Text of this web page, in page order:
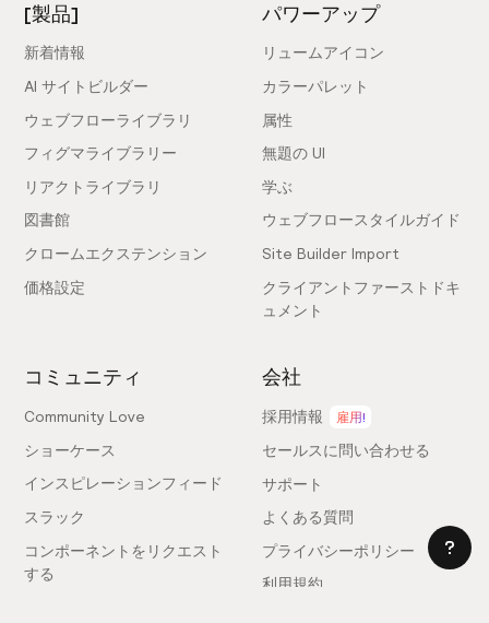
[製品]
新着情報
AI サイトビルダー
ウェブフローライブラリ
フィグマライブラリー
リアクトライブラリ
図書館
クロームエクステンション
価格設定
パワーアップ
リュームアイコン
カラーパレット
属性
無題の UI
学ぶ
ウェブフロースタイルガイド
Site Builder Import
クライアントファーストドキ
ュメント
コミュニティ
Community Love
ショーケース
インスピレーションフィード
スラック
コンポーネントをリクエスト
する
会社
採用情報 雇用!
セールスに問い合わせる
サポート
よくある質問
プライバシーポリシー
利用規約